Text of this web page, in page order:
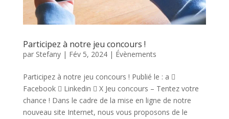
Participez à notre jeu concours !
par Stefany| Fév 5, 2024| Évènements
Participez à notre jeu concours ! Publié le : a 
Facebook  Linkedin  X Jeu concours – Tentez votre
chance ! Dans le cadre de la mise en ligne de notre
nouveau site Internet, nous vous proposons de le